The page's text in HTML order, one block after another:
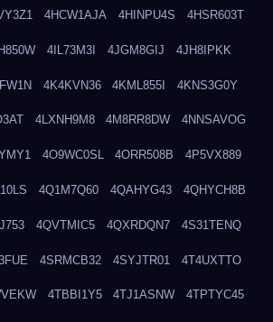
4HCW1AJA 4HINPU4S 4HSR603T
4IL73M3I 4JGM8GIJ 4JH8IPKK
4K4KVN36 4KML855I 4KNS3G0Y
4LXNH9M8 4M8RR8DW 4NNSAVOG
4O9WC0SL 4ORR508B 4P5VX889
4Q1M7Q60 4QAHYG43 4QHYCH8B
4QVTMIC5 4QXRDQN7 4S31TENQ
4SRMCB32 4SYJTR01 4T4UXTTO
4TBBI1Y5 4TJ1ASNW 4TPTYC45